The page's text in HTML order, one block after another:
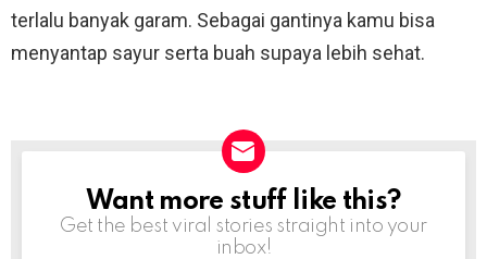
terlalu banyak garam. Sebagai gantinya kamu bisa
menyantap sayur serta buah supaya lebih sehat.
NEWSLETTER
Want more stuff like this?
Get the best viral stories straight into your
inbox!